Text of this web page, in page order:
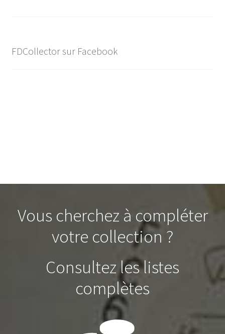
FDCollector sur Facebook
Vous cherchez à compléter
votre collection ?
Consultez les listes
complètes